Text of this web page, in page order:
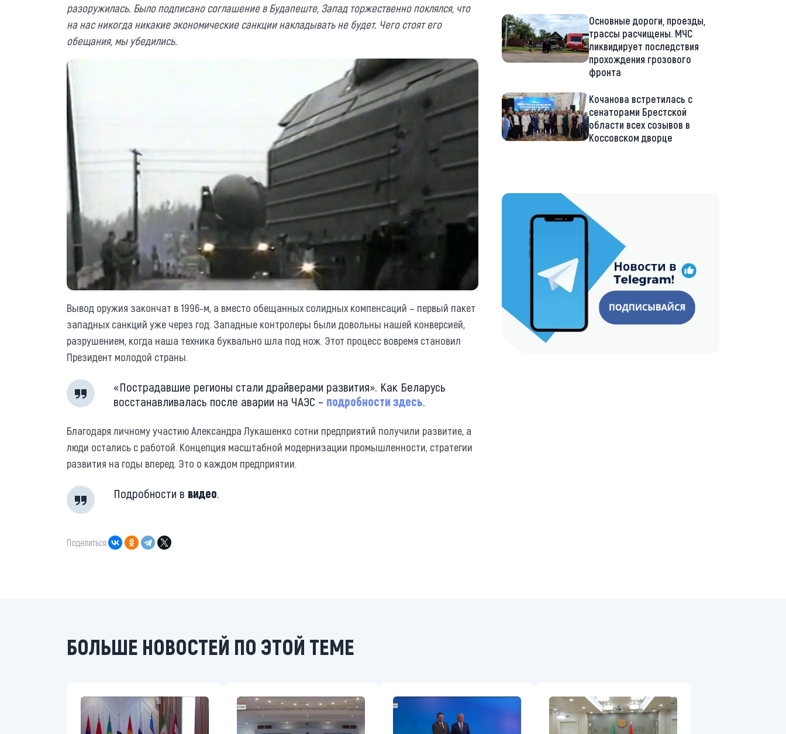
разоружилась. Было подписано соглашение вБудапеште, Запад торжественно поклялся, что
на нас никогда никакие экономическиесанкциинакладывать не будет. Чего стоятего
обещания, мы убедились.
Вывод оружия закончат в 1996-м, а вместо обещанных солидных компенсаций – первый пакет
западных санкций уже через год. Западные контролеры были довольны нашей конверсией,
разрушением, когда наша техника буквально шла под нож. Этот процесс вовремя становил
Президент молодой страны.
«Пострадавшие регионы стали драйверами развития». Как Беларусь
восстанавливалась после аварии на ЧАЭС – подробности здесь
Благодаря личному участию Александра Лукашенко сотни предприятий получили развитие, а
люди остались с работой. Концепция масштабной модернизации промышленности, стратегии
развития на годы вперед. Это о каждом предприятии.
Подробности в видео
Поделиться:
Основные дороги, проезды,
трассы расчищены. МЧС
ликвидирует последствия
прохождения грозового
фронта
Кочанова встретилась с
сенаторами Брестской
области всех созывов в
Коссовском дворце
https://t.me/minskctvby
БОЛЬШЕ НОВОСТЕЙ ПО ЭТОЙ ТЕМЕ